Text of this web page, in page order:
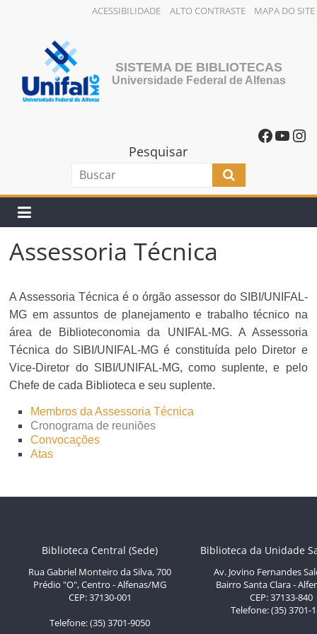
ACESSIBILIDADE ALTO CONTRASTE MAPA DO SITE
SISTEMA DE BIBLIOTECAS
Universidade Federal de Alfenas
Pesquisar
Assessoria Técnica
A Assessoria Técnica é o órgão assessor do SIBI/UNIFAL-
MG em assuntos de planejamento e trabalho técnico na
área de Biblioteconomia da UNIFAL-MG. A Assessoria
Técnica do SIBI/UNIFAL-MG é constituída pelo Diretor e
Vice-Diretor do SIBI/UNIFAL-MG, como suplente, e pelo
Chefe de cada Biblioteca e seu suplente.
Membros da Assessoria Técnica
Cronograma de reuniões
Convocações
Atas
Biblioteca Central (Sede) Biblioteca da Unidade
Rua Gabriel Monteiro da Silva, 700
Prédio "O", Centro - Alfenas/MG
CEP: 37130-001
Telefone: (35) 3701-9050
Av. Jovino Fernandes
Bairro Santa Clara -
CEP: 37133-840
Telefone: (35) 3701-